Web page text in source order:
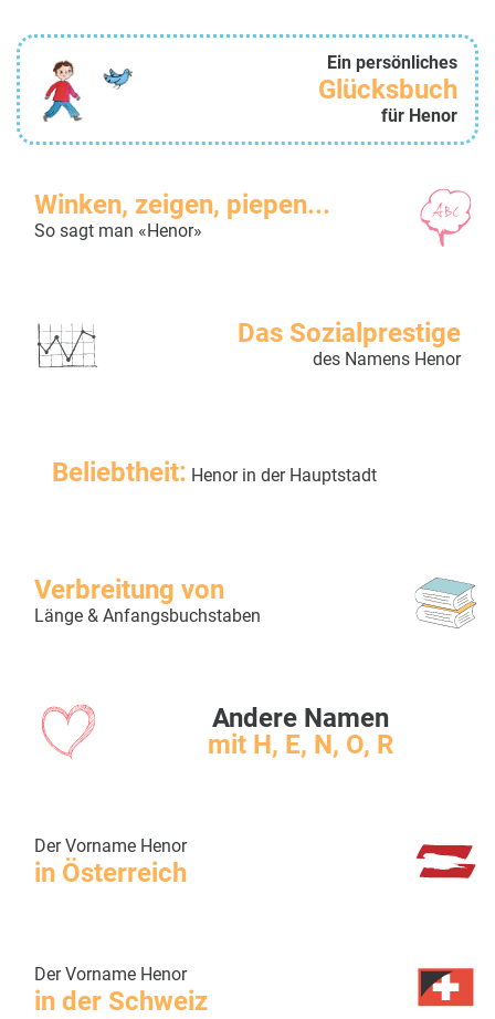
Ein persönliches
Glücksbuch
für Henor
Winken, zeigen, piepen...
So sagt man «Henor»
Das Sozialprestige
des Namens Henor
Beliebtheit: Henor in der Hauptstadt
Verbreitung von
Länge & Anfangsbuchstaben
Andere Namen
mit H, E, N, O, R
Der Vorname Henor
in Österreich
Der Vorname Henor
in der Schweiz